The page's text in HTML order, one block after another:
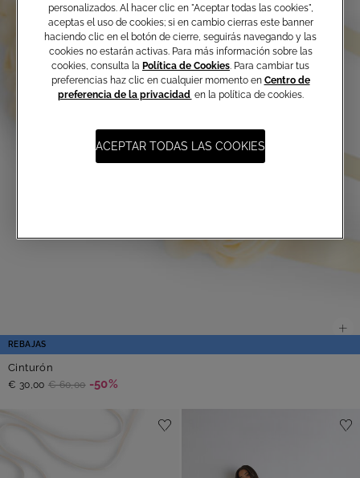
REBAJAS
Cinturón
€ 30,00 € 60,00 -50%
personalizados. Al hacer clic en "Aceptar todas las cookies",
aceptas el uso de cookies; si en cambio cierras este banner
haciendo clic en el botón de cierre, seguirás navegando y las
cookies no estarán activas. Para más información sobre las
cookies, consulta la Política de Cookies . Para cambiar tus
preferencias haz clic en cualquier momento en Centro de
preferencia de la privacidad en la política de cookies.
ACEPTAR TODAS LAS COOKIES